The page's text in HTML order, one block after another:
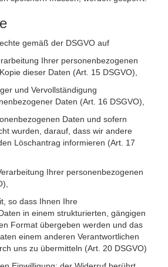
gemäß der DSGVO auf
Ihrer personenbezogenen
dieser Daten (Art. 15 DSGVO),
und Vervollständigung
Daten (Art. 16 DSGVO),
Daten und sofern
wurden, darauf, dass wir andere
Löschantrag informieren (Art. 17
Ihrer personenbezogenen
so dass Ihnen Ihre
in einem strukturierten, gängigen
Format übergeben werden und das
einem anderen Verantwortlichen
uns zu übermitteln (Art. 20 DSGVO)